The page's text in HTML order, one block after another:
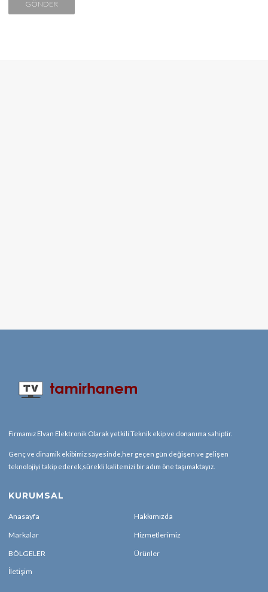
Firmamız Elvan Elektronik Olarak yetkili Teknik ekip ve donanıma sahiptir.
Genç ve dinamik ekibimiz sayesinde,her geçen gün değişen ve gelişen
teknolojiyi takip ederek,sürekli kalitemizi bir adım öne taşımaktayız.
KURUMSAL
Anasayfa Hakkımızda
Markalar Hizmetlerimiz
BÖLGELER Ürünler
İletişim